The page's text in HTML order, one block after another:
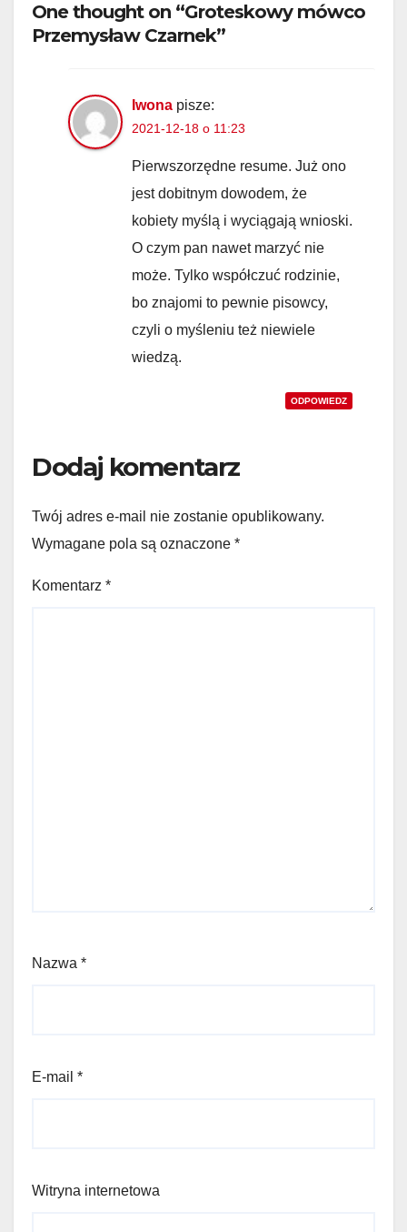
One thought on “Groteskowy mówco
Przemysław Czarnek”
Iwona pisze:
2021-12-18 o 11:23
Pierwszorzędne resume. Już ono
jest dobitnym dowodem, że
kobiety myślą i wyciągają wnioski.
O czym pan nawet marzyć nie
może. Tylko współczuć rodzinie,
bo znajomi to pewnie pisowcy,
czyli o myśleniu też niewiele
wiedzą.
ODPOWIEDZ
Dodaj komentarz
Twój adres e-mail nie zostanie opublikowany.
Wymagane pola są oznaczone *
Komentarz *
Nazwa *
E-mail *
Witryna internetowa